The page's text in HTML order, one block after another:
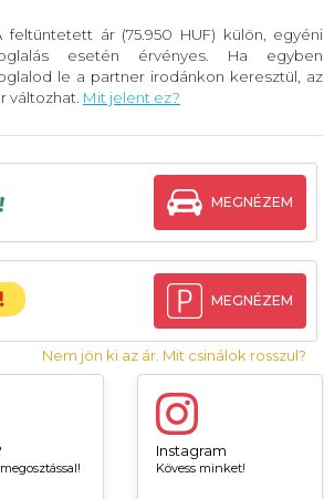
feltüntetett ár (75.950 HUF) külön, egyéni
esetén érvényes. Ha egyben
le a partner irodánkon keresztül, az
változhat. Mit jelent ez?
MEGNÉZEM
MEGNÉZEM
Nem jön ki az ár. Mit csinálok rosszul?
Instagram
Kövess minket!